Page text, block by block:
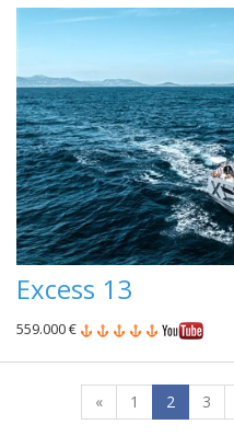
Excess 13
559.000 €
« 1 2 3